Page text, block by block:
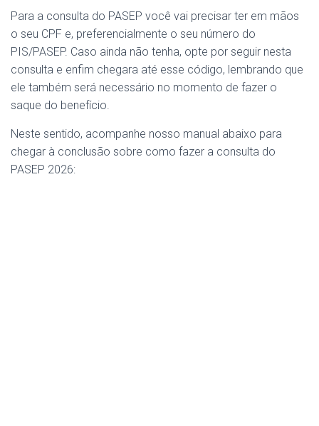
Para a consulta do PASEP você vai precisar ter em mãos
o seu CPF e, preferencialmente o seu número do
PIS/PASEP. Caso ainda não tenha, opte por seguir nesta
consulta e enfim chegara até esse código, lembrando que
ele também será necessário no momento de fazer o
saque do benefício.
Neste sentido, acompanhe nosso manual abaixo para
chegar à conclusão sobre como fazer a consulta do
PASEP 2026: